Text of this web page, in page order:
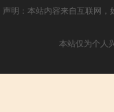
声明：本站内容来自互联网
本站仅为个人